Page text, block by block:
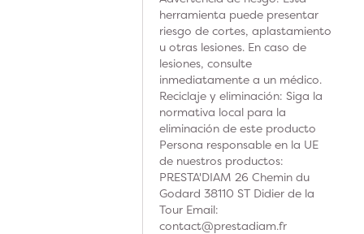
herramienta puede presentar
riesgo de cortes, aplastamiento
u otras lesiones. En caso de
lesiones, consulte
inmediatamente a un médico.
Reciclaje y eliminación: Siga la
normativa local para la
eliminación de este producto
Persona responsable en la UE
de nuestros productos:
PRESTA'DIAM 26 Chemin du
Godard 38110 ST Didier de la
Tour Email:
contact@prestadiam.fr